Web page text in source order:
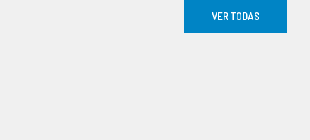
VER TODAS